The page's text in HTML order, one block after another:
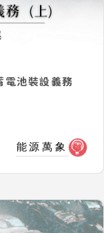
電池裝設義務
能源萬象